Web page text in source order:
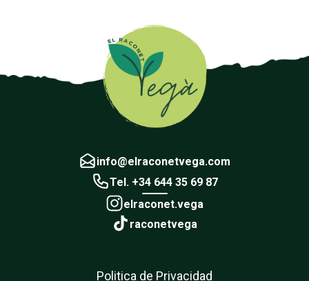
info@elraconetvega.com
Tel. +34 644 35 69 87
elraconet.vega
raconetvega
Politica de Privacidad